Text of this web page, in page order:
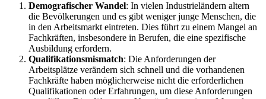
Demografischer Wandel: In vielen Industrieländern altern
die Bevölkerungen und es gibt weniger junge Menschen, die
in den Arbeitsmarkt eintreten. Dies führt zu einem Mangel an
Fachkräften, insbesondere in Berufen, die eine spezifische
Ausbildung erfordern.
Qualifikationsmismatch: Die Anforderungen der
Arbeitsplätze verändern sich schnell und die vorhandenen
Fachkräfte haben möglicherweise nicht die erforderlichen
Qualifikationen oder Erfahrungen, um diese Anforderungen